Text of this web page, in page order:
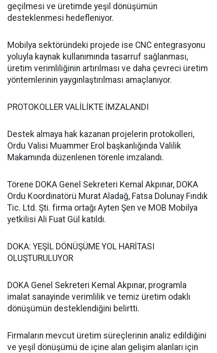
geçilmesi ve üretimde yeşil dönüşümün
desteklenmesi hedefleniyor.
Mobilya sektöründeki projede ise CNC entegrasyonu
yoluyla kaynak kullanımında tasarruf sağlanması,
üretim verimliliğinin artırılması ve daha çevreci üretim
yöntemlerinin yaygınlaştırılması amaçlanıyor.
PROTOKOLLER VALİLİKTE İMZALANDI
Destek almaya hak kazanan projelerin protokolleri,
Ordu Valisi Muammer Erol başkanlığında Valilik
Makamında düzenlenen törenle imzalandı.
Törene DOKA Genel Sekreteri Kemal Akpınar, DOKA
Ordu Koordinatörü Murat Aladağ, Fatsa Dolunay Fındık
Tic. Ltd. Şti. firma ortağı Ayten Şen ve MOB Mobilya
yetkilisi Ali Fuat Gül katıldı.
DOKA: YEŞİL DÖNÜŞÜME YOL HARİTASI
OLUŞTURULUYOR
DOKA Genel Sekreteri Kemal Akpınar, programla
imalat sanayinde verimlilik ve temiz üretim odaklı
dönüşümün desteklendiğini belirtti.
Firmaların mevcut üretim süreçlerinin analiz edildiğini
ve yeşil dönüşümü de içine alan gelişim alanları için